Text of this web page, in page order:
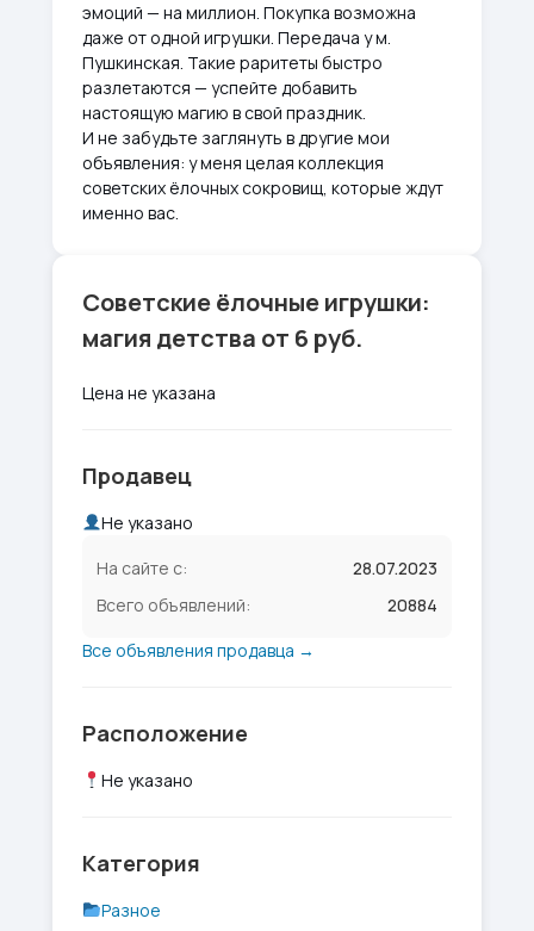
эмоций — на миллион. Покупка возможна
даже от одной игрушки. Передача у м.
Пушкинская. Такие раритеты быстро
разлетаются — успейте добавить
настоящую магию в свой праздник.
И не забудьте заглянуть в другие мои
объявления: у меня целая коллекция
советских ёлочных сокровищ, которые ждут
именно вас.
Советские ёлочные игрушки:
магия детства от 6 руб.
Цена не указана
Продавец
Не указано
На сайте с:
28.07.2023
Всего объявлений:
20884
Все объявления продавца →
Расположение
Не указано
Категория
Разное